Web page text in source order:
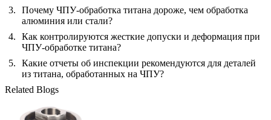
Почему ЧПУ-обработка титана дороже, чем обработка
алюминия или стали?
Как контролируются жесткие допуски и деформация при
ЧПУ-обработке титана?
Какие отчеты об инспекции рекомендуются для деталей
из титана, обработанных на ЧПУ?
Related Blogs